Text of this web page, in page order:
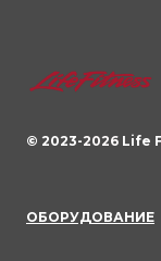
© 2023-2026 Life
ОБОРУДОВАНИЕ